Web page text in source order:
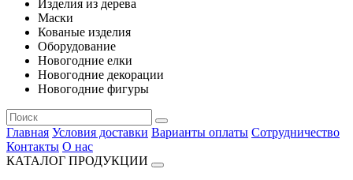
Изделия из дерева
Маски
Кованые изделия
Оборудование
Новогодние елки
Новогодние декорации
Новогодние фигуры
Главная Условия доставки Варианты оплаты Сотрудничество
Контакты О нас
КАТАЛОГ ПРОДУКЦИИ